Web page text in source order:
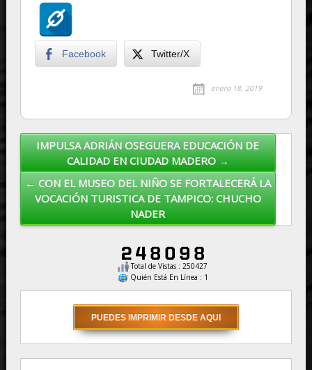
Facebook Twitter/X
enero 18, 2019
Post navigation
IMPULSA ADRIÁN OSEGUERA EDUCACIÓN DE
CALIDAD EN CIUDAD MADERO →
← CON EL MUSEO DEL NIÑO SE FORTALECERÁ LA
VOCACIÓN TURISTICA DE TAMPICO: CHUCHO
NADER
Total de Vistas : 250427
Quién Está En Línea : 1